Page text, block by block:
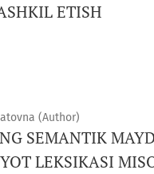
ETISH
(Author)
SEMANTIK
LEKSIKASI